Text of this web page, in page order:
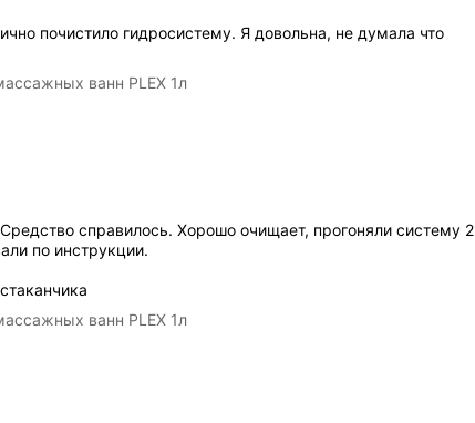
почистило гидросистему. Я довольна, не думала что
ванн PLEX 1л
справилось. Хорошо очищает, прогоняли систему 2
по инструкции.
ванн PLEX 1л